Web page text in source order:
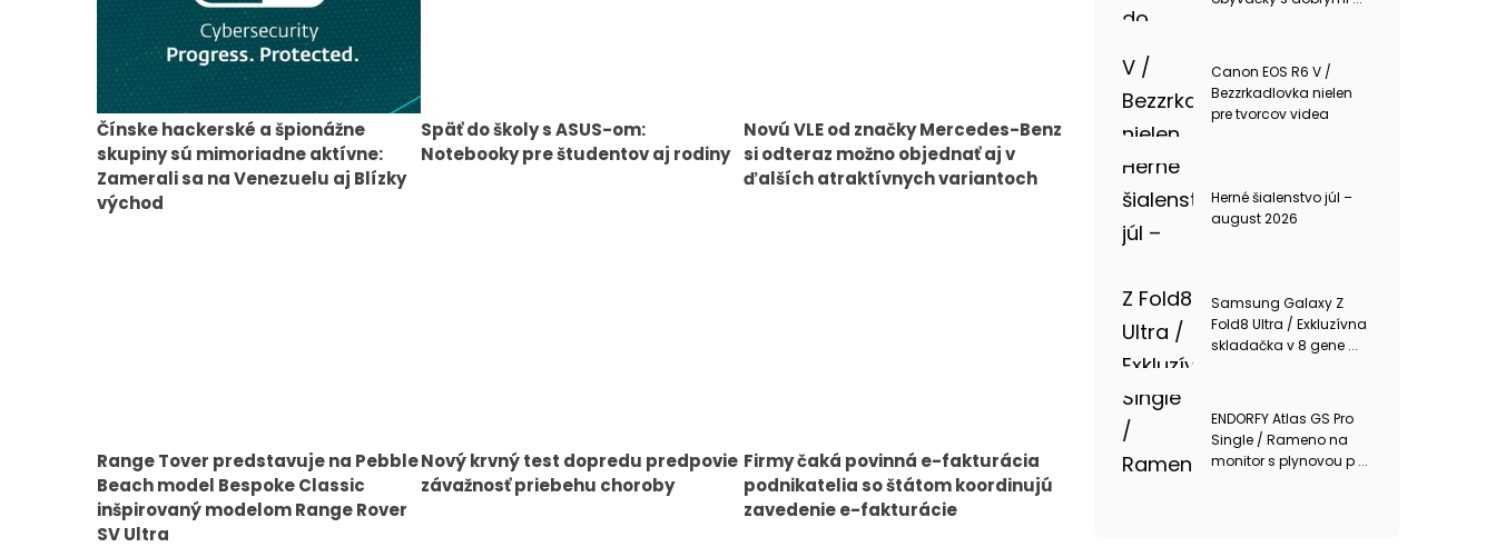
Čínske hackerské a špionážne
skupiny sú mimoriadne aktívne:
Zamerali sa na Venezuelu aj Blízky
východ
Späť do školy s ASUS-om:
Notebooky pre študentov aj rodiny
Novú VLE od značky Mercedes-Benz
si odteraz možno objednať aj v
ďalších atraktívnych variantoch
Range Tover predstavuje na Pebble
Beach model Bespoke Classic
inšpirovaný modelom Range Rover
SV Ultra
Nový krvný test dopredu predpovie
závažnosť priebehu choroby
Firmy čaká povinná e-fakturácia
podnikatelia so štátom koordinujú
zavedenie e-fakturácie
Canon EOS R6 V /
Bezzrkadlovka nielen
pre tvorcov videa
Herné šialenstvo júl –
august 2026
Samsung Galaxy Z
Fold8 Ultra / Exkluzívna
skladačka v 8 gene ...
ENDORFY Atlas GS Pro
Single / Rameno na
monitor s plynovou p ...